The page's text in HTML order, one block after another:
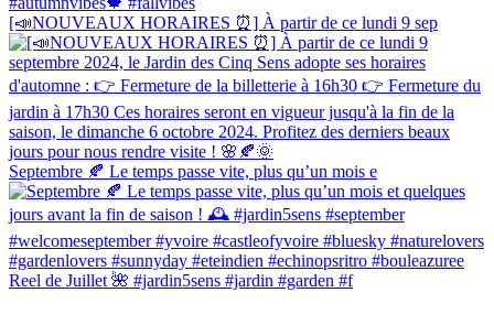
[📣NOUVEAUX HORAIRES ⏰] À partir de ce lundi 9 sep
Septembre 🍂 Le temps passe vite, plus qu’un mois e
Reel de Juillet 🌺 #jardin5sens #jardin #garden #f